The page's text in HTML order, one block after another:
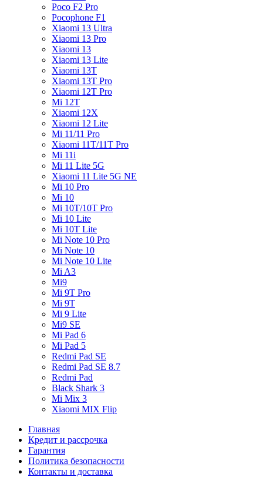
Poco F2 Pro
Pocophone F1
Xiaomi 13 Ultra
Xiaomi 13 Pro
Xiaomi 13
Xiaomi 13 Lite
Xiaomi 13T
Xiaomi 13T Pro
Xiaomi 12T Pro
Mi 12T
Xiaomi 12X
Xiaomi 12 Lite
Mi 11/11 Pro
Xiaomi 11T/11T Pro
Mi 11i
Mi 11 Lite 5G
Xiaomi 11 Lite 5G NE
Mi 10 Pro
Mi 10
Mi 10T/10T Pro
Mi 10 Lite
Mi 10T Lite
Mi Note 10 Pro
Mi Note 10
Mi Note 10 Lite
Mi A3
Mi9
Mi 9T Pro
Mi 9T
Mi 9 Lite
Mi9 SE
Mi Pad 6
Mi Pad 5
Redmi Pad SE
Redmi Pad SE 8.7
Redmi Pad
Black Shark 3
Mi Mix 3
Xiaomi MIX Flip
Главная
Кредит и рассрочка
Гарантия
Политика безопасности
Контакты и доставка